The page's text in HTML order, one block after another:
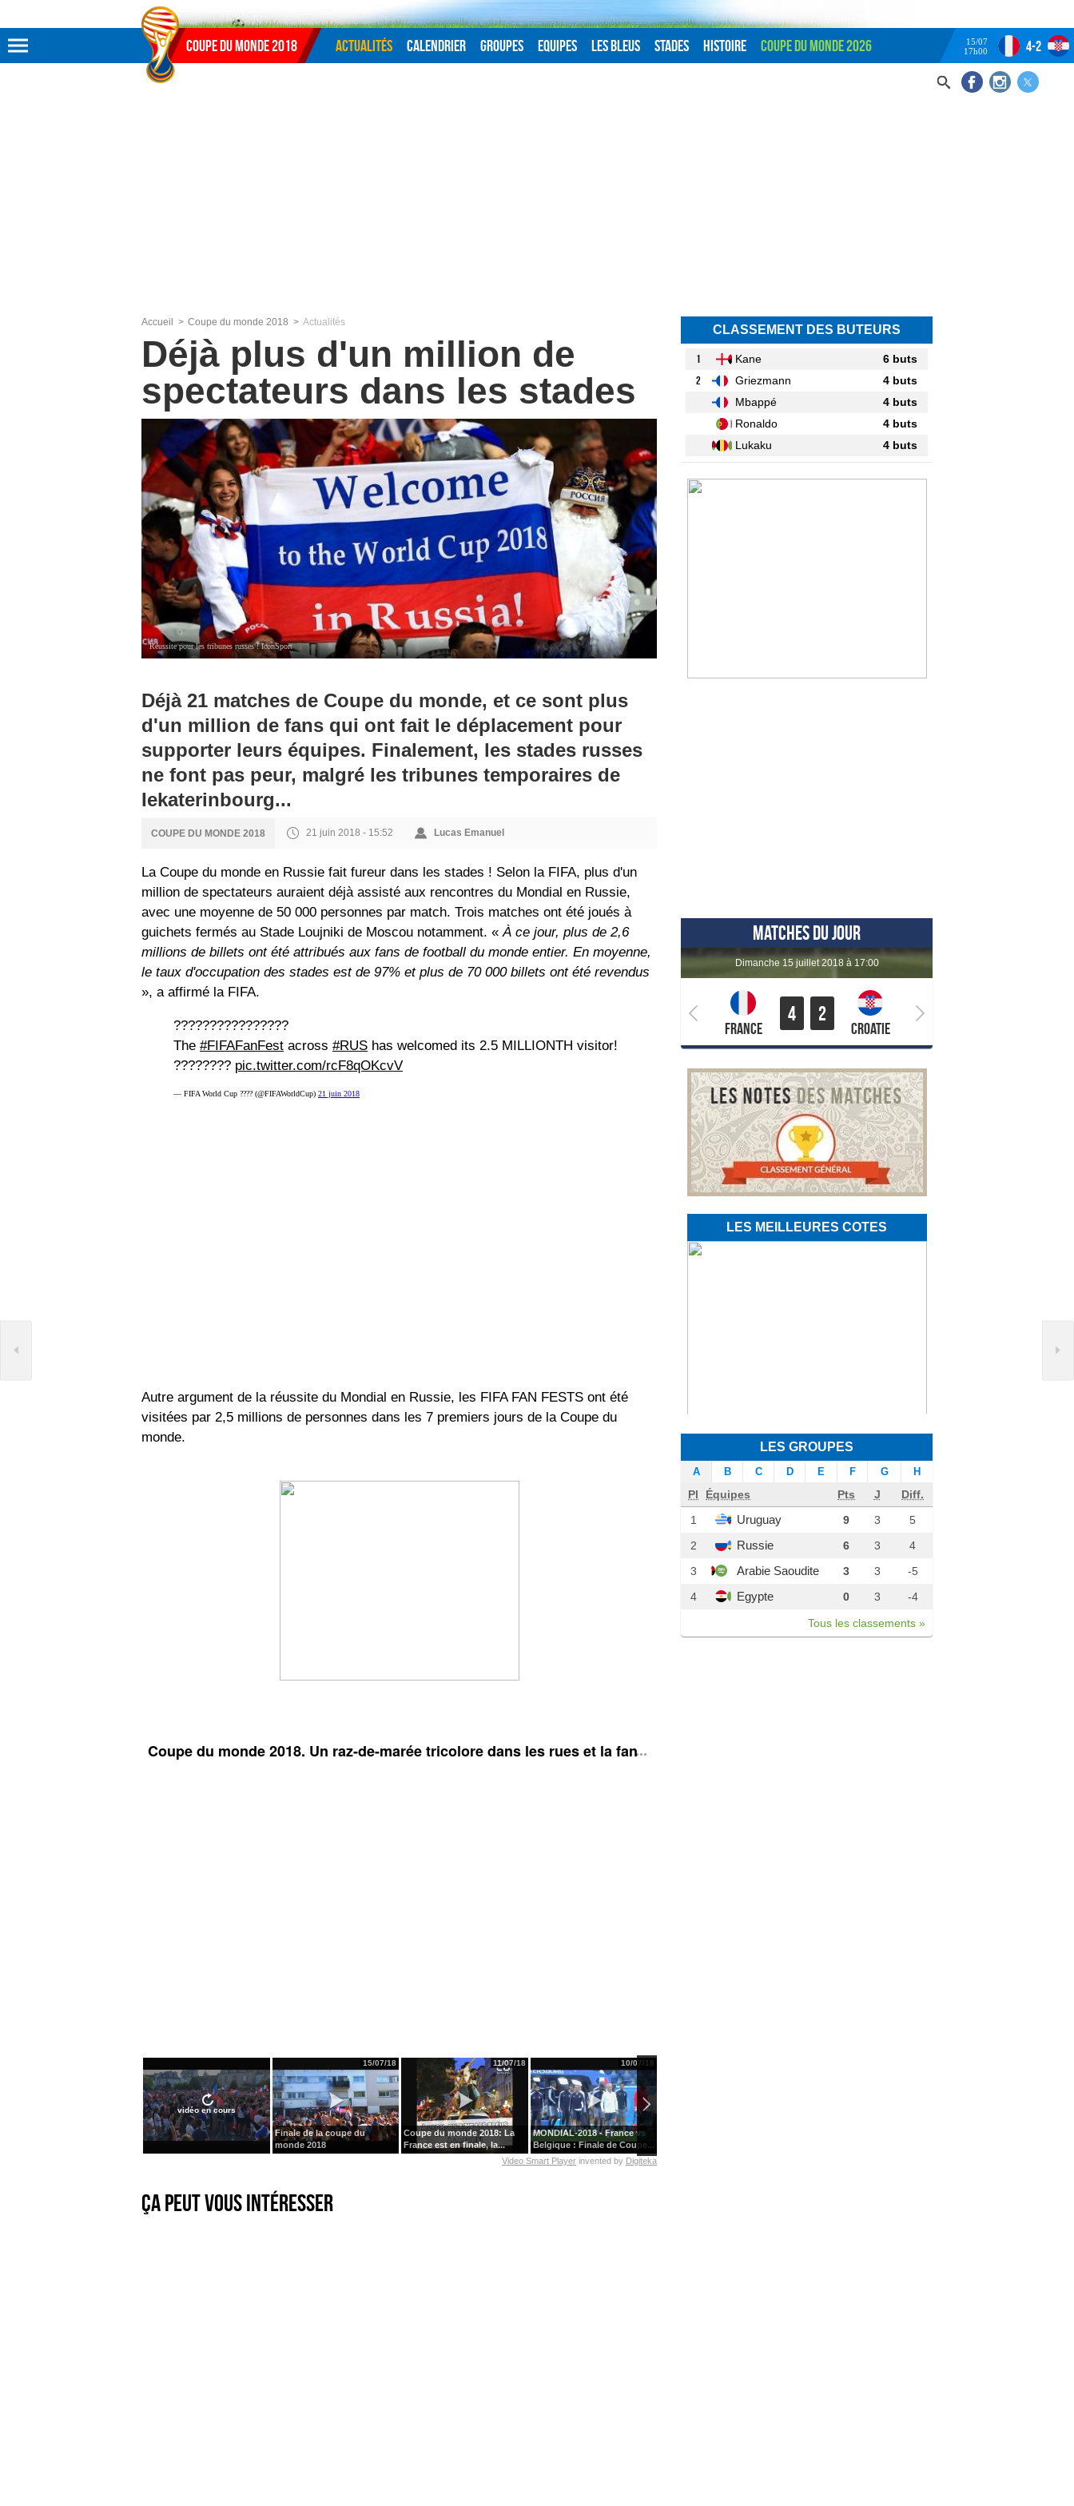
Aller au menu
Coupe du monde 2018 Actualités Calendrier Groupes Equipes Les Bleus Stades Histoire Coupe du monde 2026
15/07
17h00
4-2
Accueil Coupe du monde 2018 Actualités
Déjà plus d'un million de
spectateurs dans les stades
Réussite pour les tribunes russes ! IconSport
Déjà 21 matches de Coupe du monde, et ce sont plus
d'un million de fans qui ont fait le déplacement pour
supporter leurs équipes. Finalement, les stades russes
ne font pas peur, malgré les tribunes temporaires de
Iekaterinbourg...
COUPE DU MONDE 2018 21 juin 2018 - 15:52 Lucas Emanuel
La Coupe du monde en Russie fait fureur dans les stades ! Selon la FIFA, plus d'un
million de spectateurs auraient déjà assisté aux rencontres du Mondial en Russie,
avec une moyenne de 50 000 personnes par match. Trois matches ont été joués à
guichets fermés au Stade Loujniki de Moscou notamment. «À ce jour, plus de 2,6
millions de billets ont été attribués aux fans de football du monde entier. En moyenne,
le taux d'occupation des stades est de 97% et plus de 70 000 billets ont été revendus
», a affirmé la FIFA.
????????????????
The #FIFAFanFest across #RUS has welcomed its 2.5 MILLIONTH visitor!
???????? pic.twitter.com/rcF8qOKcvV
— FIFA World Cup ???? (@FIFAWorldCup) 21 juin 2018
Autre argument de la réussite du Mondial en Russie, les FIFA FAN FESTS ont été
visitées par 2,5 millions de personnes dans les 7 premiers jours de la Coupe du
monde.
Coupe du monde 2018. Un raz-de-marée tricolore dans les rues et la fan zone
vidéo en cours
Finale de la coupe du
monde 2018
15/07/18
Coupe du monde 2018: La
France est en finale, la...
11/07/18
MONDIAL-2018 - France vs
Belgique : Finale de Coupe...
10/07/18
Video Smart Player invented by Digiteka
Ça peut vous intéresser
CLASSEMENT DES BUTEURS
1 Kane
6 buts
2
Griezmann
4 buts
Mbappé
4 buts
Ronaldo
4 buts
Lukaku
4 buts
MATCHES DU JOUR
dimanche 15 juillet 2018 à 17:00
France
4 2
Croatie
LES MEILLEURES COTES
LES GROUPES
A B C D E F G H
Pl Équipes Pts J
Diff.
1
Uruguay 9 3
5
2
Russie 6 3
4
3
Arabie Saoudite 3 3
-5
4
Egypte 0 3 -4
Tous les classements »